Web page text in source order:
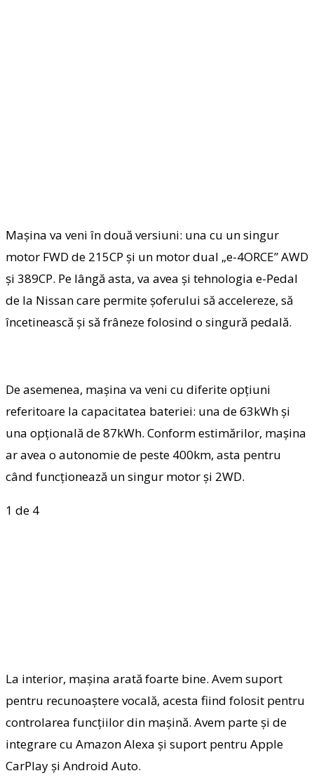
Mașina va veni în două versiuni: una cu un singur
motor FWD de 215CP și un motor dual „e-4ORCE” AWD
și 389CP. Pe lângă asta, va avea și tehnologia e-Pedal
de la Nissan care permite șoferului să accelereze, să
încetinească și să frâneze folosind o singură pedală.
De asemenea, mașina va veni cu diferite opțiuni
referitoare la capacitatea bateriei: una de 63kWh și
una opțională de 87kWh. Conform estimărilor, mașina
ar avea o autonomie de peste 400km, asta pentru
când funcționează un singur motor și 2WD.
1 de 4
La interior, mașina arată foarte bine. Avem suport
pentru recunoaștere vocală, acesta fiind folosit pentru
controlarea funcțiilor din mașină. Avem parte și de
integrare cu Amazon Alexa și suport pentru Apple
CarPlay și Android Auto.